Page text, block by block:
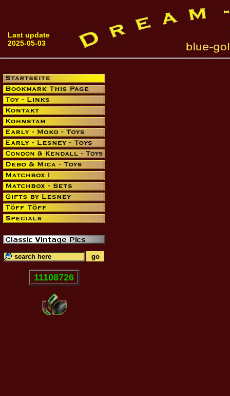
Last update
2025-05-03
11108726